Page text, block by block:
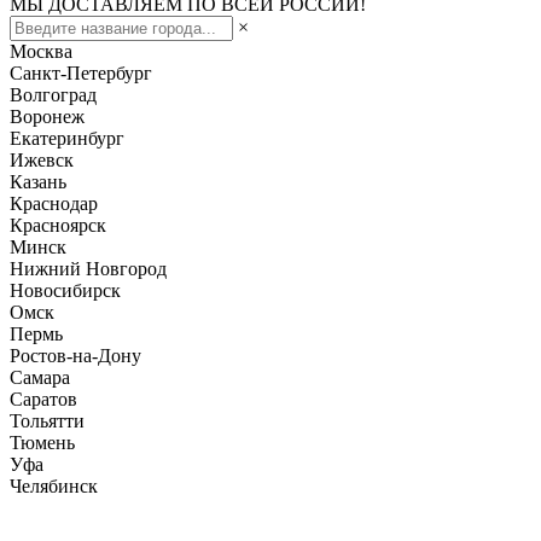
МЫ ДОСТАВЛЯЕМ ПО ВСЕЙ РОССИИ!
×
Москва
Санкт-Петербург
Волгоград
Воронеж
Екатеринбург
Ижевск
Казань
Краснодар
Красноярск
Минск
Нижний Новгород
Новосибирск
Омск
Пермь
Ростов-на-Дону
Самара
Саратов
Тольятти
Тюмень
Уфа
Челябинск